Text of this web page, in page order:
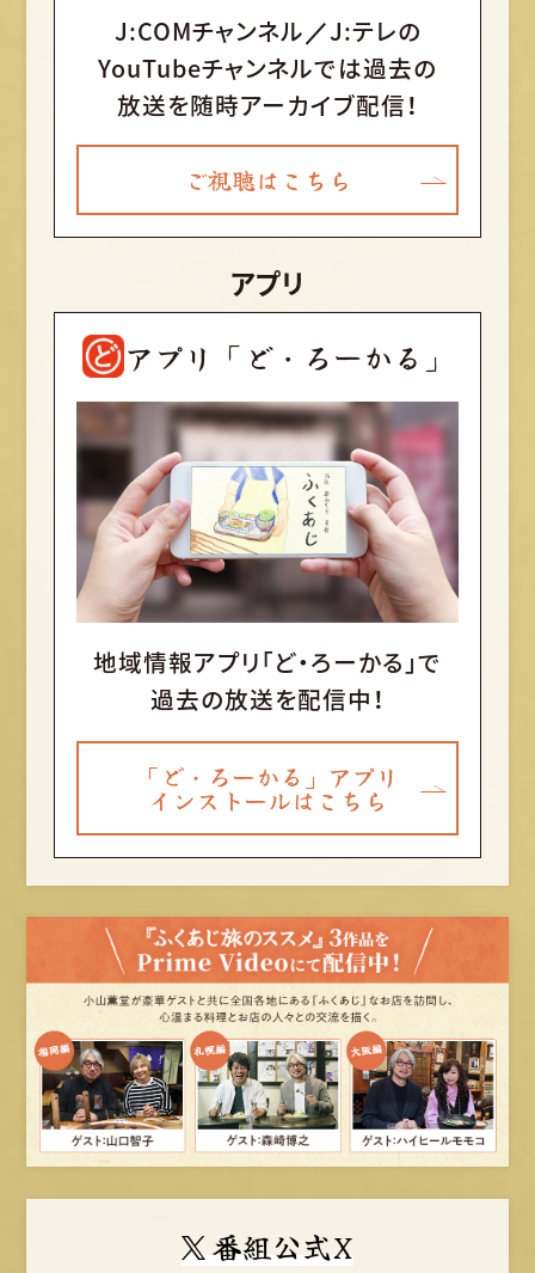
J:COMチャンネル／J:テレの
YouTubeチャンネルでは過去の
放送を随時アーカイブ配信！
ご視聴はこちら
アプリ
アプリ「ど・ろーかる」
地域情報アプリ「ど・ろーかる」で
過去の放送を配信中！
「ど・ろーかる」アプリ
インストールはこちら
番組公式X